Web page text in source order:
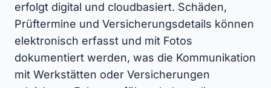
erfolgt digital und cloudbasiert. Schäden,
Prüftermine und Versicherungsdetails können
elektronisch erfasst und mit Fotos
dokumentiert werden, was die Kommunikation
mit Werkstätten oder Versicherungen